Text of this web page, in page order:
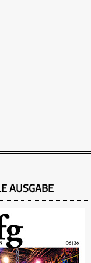
AUSGABE